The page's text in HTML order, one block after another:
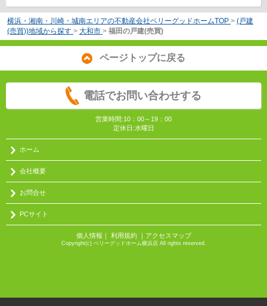
横浜・湘南・川崎・城南エリアの不動産会社ベリーグッドホームTOP > (戸建
(売買))地域から探す > 大和市 > 福田の戸建(売買)
ページトップに戻る
電話でお問い合わせする
営業時間:10：00～19：00
定休日:水曜日
ホーム
会社概要
お問合せ
PCサイト
個人情報 ｜ 利用規約｜ アクセスマップ
Copyright(c) ベリーグッドホーム横浜店 All rights reserved.